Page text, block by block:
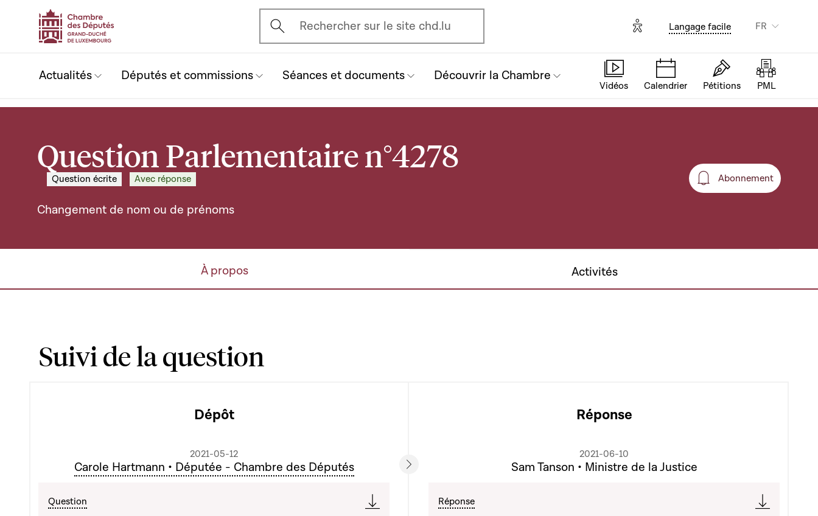
Ouvrir l'écran de recherche
Rechercher sur le site chd.lu Options d'accessibilité
Langage facile FR
Actualités Députés et commissions Séances et documents Découvrir la Chambre
Vidéos Calendrier Pétitions PML
Question Parlementaire n°4278
Question écrite Avec réponse
Changement de nom ou de prénoms
Abonnement
Abonnement
À propos Activités
Suivi de la question
Dépôt
2021-05-12
Carole Hartmann • Députée - Chambre des Députés
Question
Réponse
2021-06-10
Sam Tanson • Ministre de la Justice
Réponse